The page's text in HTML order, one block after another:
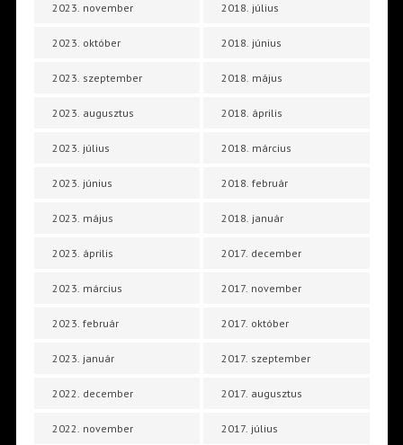
2023. november
2023. október
2023. szeptember
2023. augusztus
2023. július
2023. június
2023. május
2023. április
2023. március
2023. február
2023. január
2022. december
2022. november
2018. július
2018. június
2018. május
2018. április
2018. március
2018. február
2018. január
2017. december
2017. november
2017. október
2017. szeptember
2017. augusztus
2017. július